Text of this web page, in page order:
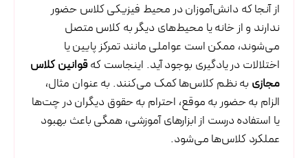
از آنجا که دانش‌آموزان در محیط فیزیکی کلاس حضور
ندارند و از خانه یا محیط‌های دیگر به کلاس متصل
می‌شوند، ممکن است عواملی مانند تمرکز پایین یا
اختلالات در یادگیری بوجود آید. اینجاست کهقوانین کلاس
مجازی به نظم کلاس‌ها کمک می‌کنند. به عنوان مثال،
الزام به حضور به موقع، احترام به حقوق دیگران در چت‌ها
یا استفاده درست از ابزارهای آموزشی، همگی باعث بهبود
عملکرد کلاس‌ها می‌شود.